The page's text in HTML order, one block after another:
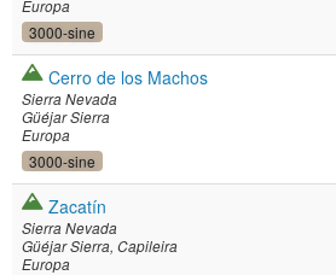
Europa
3000-sine
Cerro de los Machos
Sierra Nevada
Güéjar Sierra
Europa
3000-sine
Zacatín
Sierra Nevada
Güéjar Sierra Capileira
Europa